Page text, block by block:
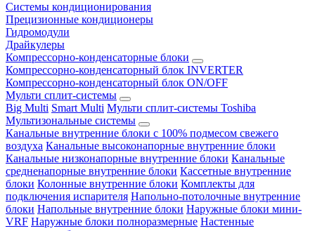
Системы кондиционирования
Прецизионные кондиционеры
Гидромодули
Драйкулеры
Компрессорно-конденсаторные блоки
Компрессорно-конденсаторный блок INVERTER
Компрессорно-конденсаторный блок ON/OFF
Мульти сплит-системы
Big Multi Smart Multi Мульти сплит-системы Toshiba
Мультизональные системы
Канальные внутренние блоки с 100% подмесом свежего
воздуха Канальные высоконапорные внутренние блоки
Канальные низконапорные внутренние блоки Канальные
средненапорные внутренние блоки Кассетные внутренние
блоки Колонные внутренние блоки Комплекты для
подключения испарителя Напольно-потолочные внутренние
блоки Напольные внутренние блоки Наружные блоки мини-
VRF Наружные блоки полноразмерные Настенные